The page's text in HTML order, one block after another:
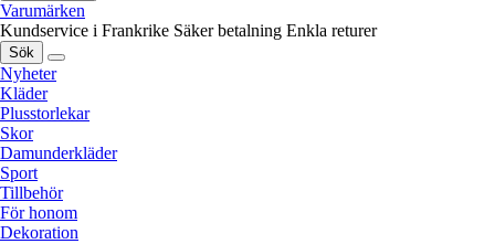
Varumärken
Kundservice i Frankrike Säker betalning Enkla returer
Sök
Nyheter
Kläder
Plusstorlekar
Skor
Damunderkläder
Sport
Tillbehör
För honom
Dekoration